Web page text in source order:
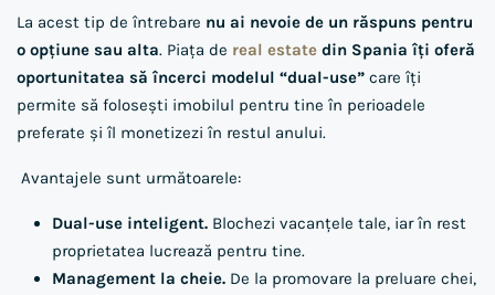
La acest tip de întrebare nu ai nevoie de un răspuns pentru
o opțiune sau alta. Piața de real estate din Spania îți oferă
oportunitatea să încerci modelul “dual-use” care îți
permite să folosești imobilul pentru tine în perioadele
preferate și îl monetizezi în restul anului.
Avantajele sunt următoarele:
Dual-use inteligent. Blochezi vacanțele tale, iar în rest
proprietatea lucrează pentru tine.
Management la cheie. De la promovare la preluare chei,